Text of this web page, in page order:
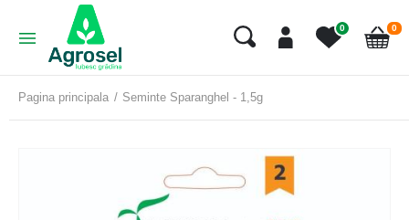
0
Cart
0
Pagina principala Seminte Sparanghel - 1,5g